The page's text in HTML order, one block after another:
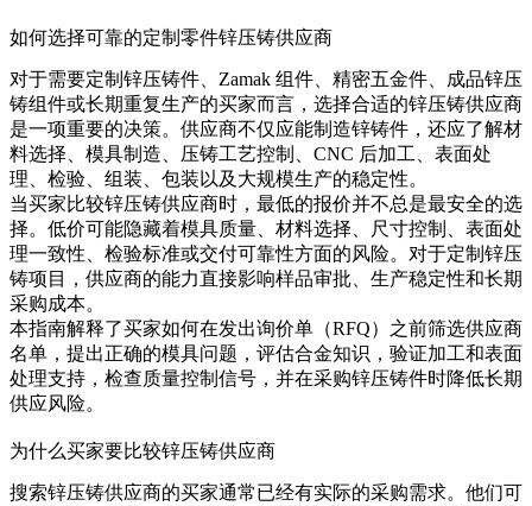
如何选择可靠的定制零件锌压铸供应商
对于需要定制锌压铸件、Zamak 组件、精密五金件、成品锌压
铸组件或长期重复生产的买家而言，选择合适的锌压铸供应商
是一项重要的决策。供应商不仅应能制造锌铸件，还应了解材
料选择、模具制造、压铸工艺控制、CNC 后加工、表面处
理、检验、组装、包装以及大规模生产的稳定性。
当买家比较锌压铸供应商时，最低的报价并不总是最安全的选
择。低价可能隐藏着模具质量、材料选择、尺寸控制、表面处
理一致性、检验标准或交付可靠性方面的风险。对于定制锌压
铸项目，供应商的能力直接影响样品审批、生产稳定性和长期
采购成本。
本指南解释了买家如何在发出询价单（RFQ）之前筛选供应商
名单，提出正确的模具问题，评估合金知识，验证加工和表面
处理支持，检查质量控制信号，并在采购锌压铸件时降低长期
供应风险。
为什么买家要比较锌压铸供应商
搜索锌压铸供应商的买家通常已经有实际的采购需求。他们可